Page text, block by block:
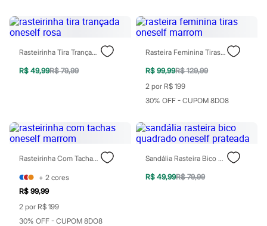
Calças
Camisetas e Regatas
Casacos e Jaquetas
Jeans
Polos
Acessórios
Bolsas e Mochilas
Óculos
Relógios
Calçados
Botas
Chinelos
Sapatos
Sandálias e Papetes
Tênis
Moda esportiva
Acessórios
Rasteirinha Tira Trançada Oneself Rosa
R$ 49,99R$ 79,99
Rasteira Feminina Tiras Oneself Marrom
R$ 99,99R$ 129,99
2 por R$ 199
30% OFF - CUPOM 8DO8
Rasteirinha Com Tachas Oneself Marrom
+ 2 cores
R$ 99,99
2 por R$ 199
30% OFF - CUPOM 8DO8
Sandália Rasteira Bico Quadrado Oneself Prateada
R$ 49,99R$ 79,99